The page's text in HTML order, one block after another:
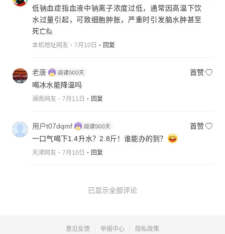
低钠血症指血液中钠离子浓度过低，通常因高温下饮
水过量引起，可致细胞肿胀，严重时引发脑水肿甚至
死亡🙋
本机地址网友 7月10日 回复
老唐
首赞
喝冰水能降温吗
湖南网友 7月11日 回复
用户t07dqmf
首赞
一口气喝下1.4升水？2.8斤！谁能办的到？
天津网友 7月10日 回复
已显示全部评论
意见反馈 举报中心 隐私政策